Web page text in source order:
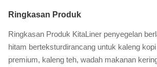
Ringkasan Produk
Ringkasan Produk KitaLiner penyegelan
hitam berteksturdirancang untuk kaleng
premium, kaleng teh, wadah makanan